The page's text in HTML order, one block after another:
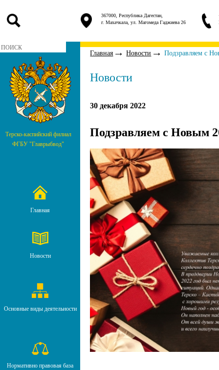
367000, Республика Дагестан,
г. Махачкала, ул. Магомеда Гаджиева 26
Терско-каспийский филиал
ФГБУ "Главрыбвод"
Главная
Новости
Основные виды деятельности
Нормативно правовая база
Главная Новости Подзравляем с
Новости
30 декабря 2022
Подзравляем с Новым